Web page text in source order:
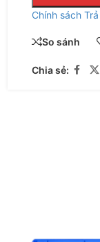
Chính sách
So sánh
Chia sẻ: